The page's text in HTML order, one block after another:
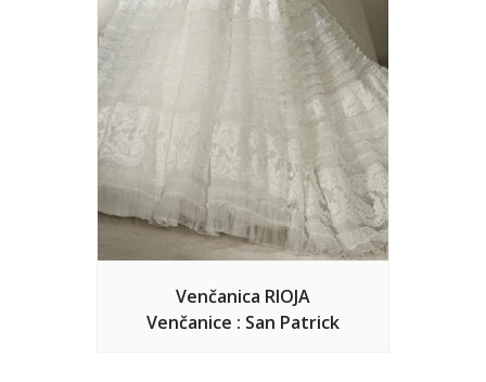
Venčanica RIOJA
Venčanice : San Patrick